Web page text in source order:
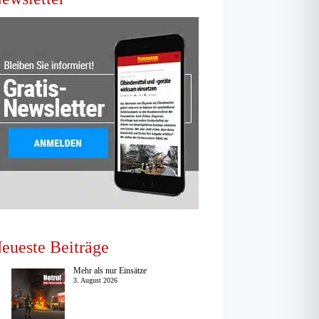
Beiträge
Mehr als nur Einsätze
3. August 2026